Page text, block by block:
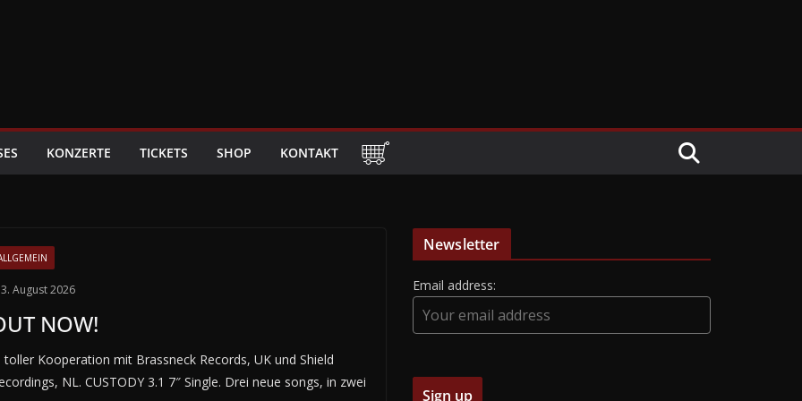
KONZERTE TICKETS SHOP KONTAKT
3. August 2026
NOW!
toller Kooperation mit Brassneck Records, UK und Shield
NL. CUSTODY 3.1 7″ Single. Drei neue songs, in zwei
Newsletter
Email address: